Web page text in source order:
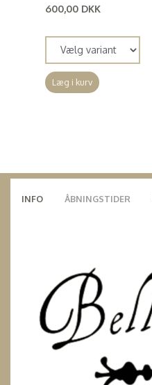
600,00 DKK
Læg i kurv
INFO ÅBNINGSTIDER